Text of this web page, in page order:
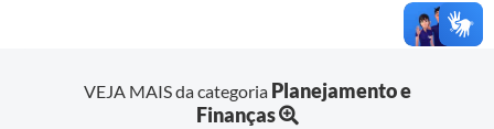
VEJA MAIS da categoria Planejamento e
Finanças